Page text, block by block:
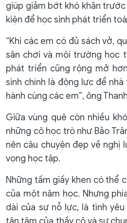
giúp giảm bớt khó khăn
kiện để học sinh phát triển
“Khi các em có đủ sách vở,
sân chơi và môi trường học
phát triển cũng rộng mở
sinh chính là động lực để
hành cùng các em”, ông
Giữa vùng quê còn nhiều
những cô học trò như Bảo
nên câu chuyện đẹp về nghị
vọng học tập.
Những tấm giấy khen có thể
của một năm học. Nhưng
dài của sự nỗ lực, là tình